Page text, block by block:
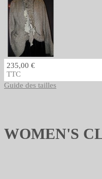
235,00 €
TTC
Guide des tailles
WOMEN'S